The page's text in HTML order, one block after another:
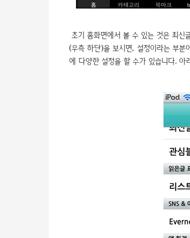
초기 홈화면에서 볼 수 있는 것은 최신
(우측 하단)을 보시면, 설정이라는 부분
에 다양한 설정을 할 수가 있습니다. 아